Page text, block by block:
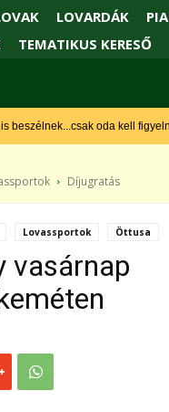
LOVARDÁK
TEMATIKUS KERESŐ
oda kell figyelni
Díjugratás
Lovassportok Öttusa
vasárnap